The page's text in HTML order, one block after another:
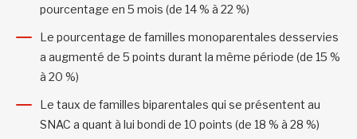
pourcentage en 5 mois (de 14 % à 22 %)
Le pourcentage de familles monoparentales desservies
a augmenté de 5 points durant la même période (de 15 %
à 20 %)
Le taux de familles biparentales qui se présentent au
SNAC a quant à lui bondi de 10 points (de 18 % à 28 %)